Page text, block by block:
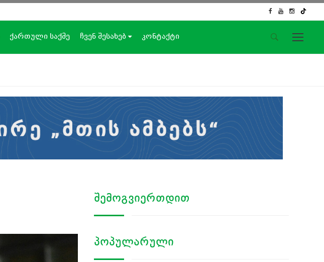
საიტის მენიუ
ჟურნალისტური გამოძიება
ქართული საქმე
ჩვენ შესახებ
კონტაქტი
ქართული საქმე ჩვენ შესახებ კონტაქტი
ᲨᲔᲛᲝᲒᲕᲘᲔᲠᲗᲓᲘᲗ
ᲞᲝᲞᲣᲚᲐᲠᲣᲚᲘ